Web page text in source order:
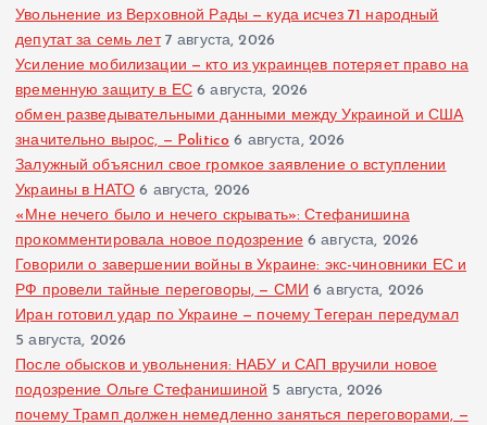
Увольнение из Верховной Рады — куда исчез 71 народный
депутат за семь лет 7 августа, 2026
Усиление мобилизации — кто из украинцев потеряет право на
временную защиту в ЕС 6 августа, 2026
обмен разведывательными данными между Украиной и США
значительно вырос, — Politico 6 августа, 2026
Залужный объяснил свое громкое заявление о вступлении
Украины в НАТО 6 августа, 2026
«Мне нечего было и нечего скрывать»: Стефанишина
прокомментировала новое подозрение 6 августа, 2026
Говорили о завершении войны в Украине: экс-чиновники ЕС и
РФ провели тайные переговоры, — СМИ 6 августа, 2026
Иран готовил удар по Украине — почему Тегеран передумал
5 августа, 2026
После обысков и увольнения: НАБУ и САП вручили новое
подозрение Ольге Стефанишиной 5 августа, 2026
почему Трамп должен немедленно заняться переговорами, —